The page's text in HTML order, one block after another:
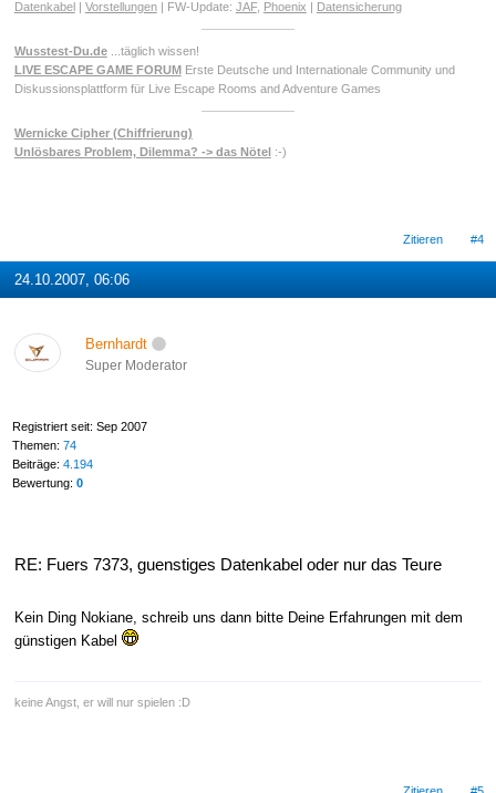
Datenkabel Vorstellungen| FW-Update: JAF, Phoenix Datensicherung
Wusstest-Du.de...täglich wissen!
LIVE ESCAPE GAME FORUMErste Deutsche und Internationale Community und
Diskussionsplattform für Live Escape Rooms and Adventure Games
Wernicke Cipher (Chiffrierung)
Unlösbares Problem, Dilemma? -> das Nötel:-)
Zitieren #4
24.10.2007, 06:06
Bernhardt
Super Moderator
Registriert seit: Sep 2007
Themen: 74
Beiträge: 4.194
Bewertung: 0
RE: Fuers 7373, guenstiges Datenkabel oder nur das Teure
Kein Ding Nokiane, schreib uns dann bitte Deine Erfahrungen mit dem
günstigen Kabel
keine Angst, er will nur spielen :D